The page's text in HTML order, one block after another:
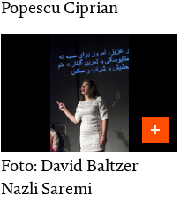
Popescu Ciprian
Foto: David Baltzer
Nazli Saremi